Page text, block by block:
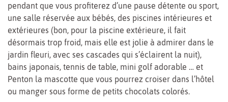
pendant que vous profiterez d’une pause détente ou sport,
une salle réservée aux bébés, des piscines intérieures et
extérieures (bon, pour la piscine extérieure, il fait
désormais trop froid, mais elle est jolie à admirer dans le
jardin fleuri, avec ses cascades qui s’éclairent la nuit),
bains japonais, tennis de table, mini golf adorable … et
Penton la mascotte que vous pourrez croiser dans l’hôtel
ou manger sous forme de petits chocolats colorés.